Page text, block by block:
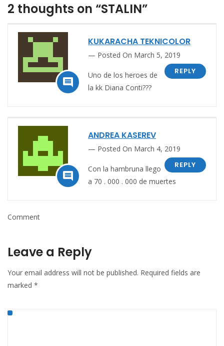
2 thoughts on “STALIN”

KUKARACHA TEKNICOLOR
Posted On March 5, 2019
REPLY
Uno de los heroes de
la kk Diana Conti???

ANDREA KASEREV
Posted On March 4, 2019
REPLY
Con la hambruna llego
a 70 . 000 . 000 de muertes
Comment
Leave a Reply
Your email address will not be published. Required fields are
marked *